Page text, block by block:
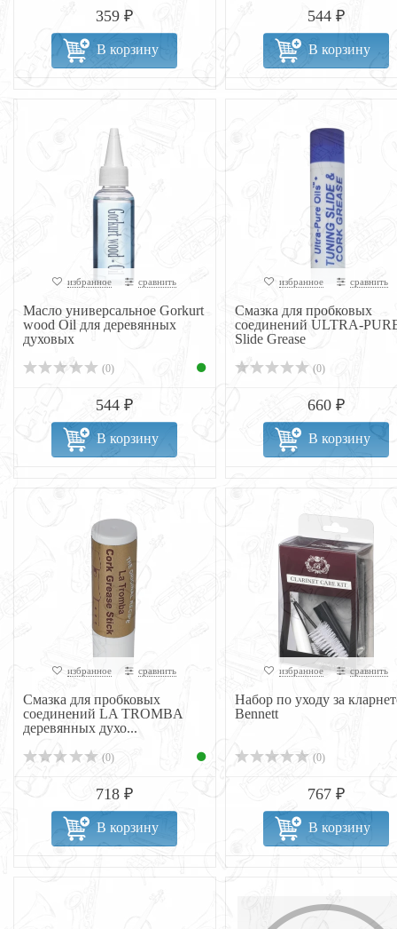
359 ₽
В корзину
544 ₽
В корзину
избранное сравнить
Масло универсальное Gorkurt
wood Oil для деревянных
духовых
(0)
544 ₽
В корзину
избранное сравнить
Смазка для пробковых
соединений ULTRA-
Slide Grease
(0)
660 ₽
В корзину
избранное сравнить
Смазка для пробковых
соединений LA TROMBA
деревянных духо...
(0)
718 ₽
В корзину
избранное сравнить
Набор по уходу за
Bennett
(0)
767 ₽
В корзину